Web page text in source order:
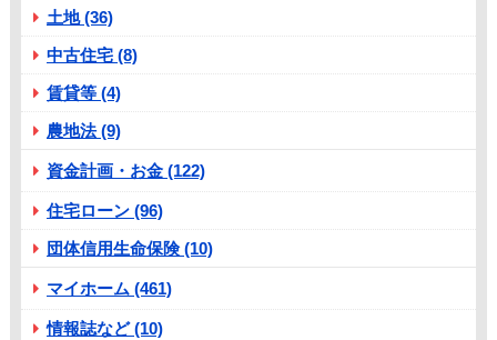
土地 (36)
中古住宅 (8)
賃貸等 (4)
農地法 (9)
資金計画・お金 (122)
住宅ローン (96)
団体信用生命保険 (10)
マイホーム (461)
情報誌など (10)